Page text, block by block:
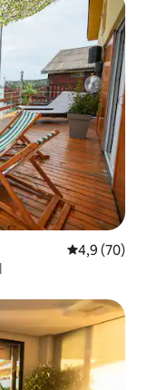
4,9 de uma
4,9 (70)